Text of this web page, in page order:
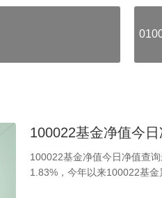
100022基金净值今
100022基金净值今日净值查
1.83%，今年以来100022基